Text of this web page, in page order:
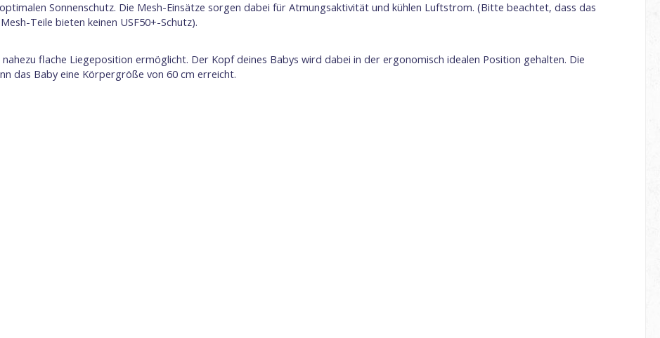
Sonnenschutz. Die Mesh-Einsätze sorgen dabei für Atmungsaktivität und kühlen Luftstrom. (Bitte beachtet, dass das
Teile bieten keinen USF50+-Schutz).
flache Liegeposition ermöglicht. Der Kopf deines Babys wird dabei in der ergonomisch idealen Position gehalten. Die
das Baby eine Körpergröße von 60 cm erreicht.